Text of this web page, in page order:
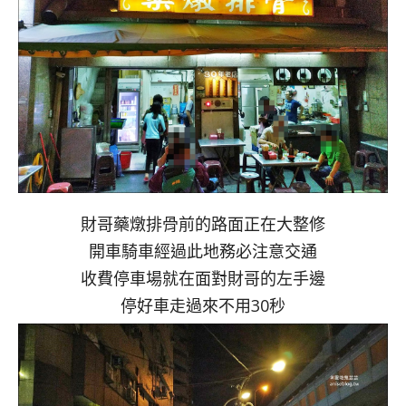
財哥藥燉排骨前的路面正在大整修
開車騎車經過此地務必注意交通
收費停車場就在面對財哥的左手邊
停好車走過來不用30秒